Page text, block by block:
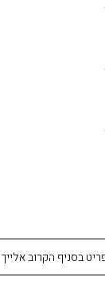
בסניף הקרוב אלייך